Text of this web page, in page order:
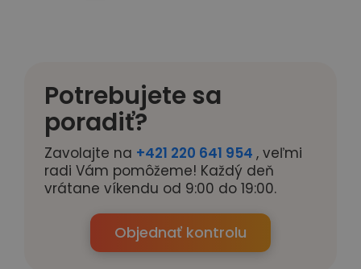
Potrebujete sa
poradiť?
Zavolajte na +421 220 641 954 , veľmi
radi Vám pomôžeme! Každý deň
vrátane víkendu od 9:00 do 19:00.
Objednať kontrolu